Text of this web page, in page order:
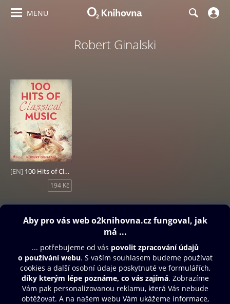
MENU
Robert Ginalski
[EN] 100 Hits of Classical Music
194 Kč
Obsah ke stažení
Další zábava
© O2 Czech Republic a.s.